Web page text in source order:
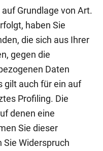
Grundlage von Art.
haben Sie
die sich aus Ihrer
gegen die
Daten
gilt auch für ein auf
Profiling. Die
denen eine
Sie dieser
Sie Widerspruch